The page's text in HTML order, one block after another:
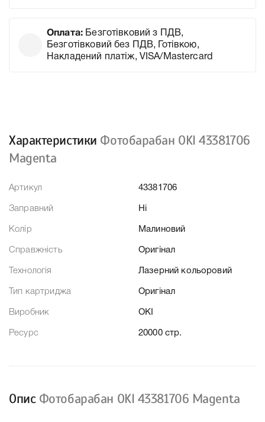
Оплата: Безготівковий з ПДВ,
Безготівковий без ПДВ, Готівкою,
Накладений платіж, VISA/Mastercard
Характеристики Фотобарабан OKI 43381706
Magenta
Артикул 43381706
Заправний Ні
Колір Малиновий
Справжність Оригінал
Технологія Лазерний кольоровий
Тип картриджа Оригінал
Виробник OKI
Ресурс 20000 стр.
Опис Фотобарабан OKI 43381706 Magenta